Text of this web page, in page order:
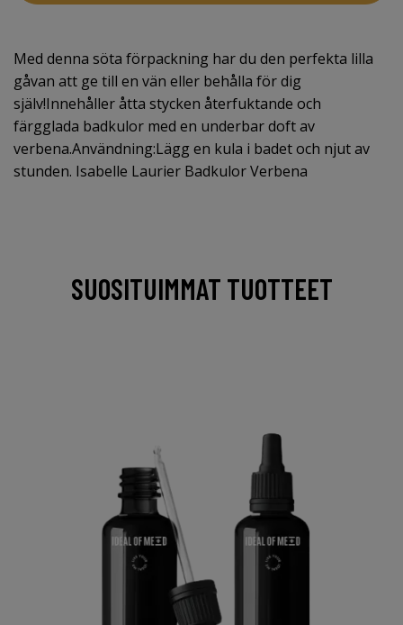
Med denna söta förpackning har du den perfekta lilla
gåvan att ge till en vän eller behålla för dig
själv!Innehåller åtta stycken återfuktande och
färgglada badkulor med en underbar doft av
verbena.Användning:Lägg en kula i badet och njut av
stunden. Isabelle Laurier Badkulor Verbena
SUOSITUIMMAT TUOTTEET